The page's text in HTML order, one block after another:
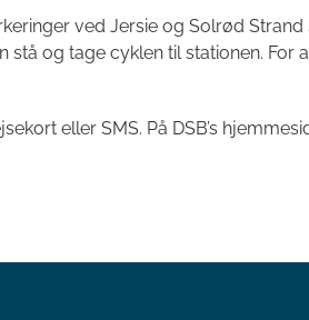
ved Jersie og Solrød
og tage cyklen til stationen. For
eller SMS. På DSB’s